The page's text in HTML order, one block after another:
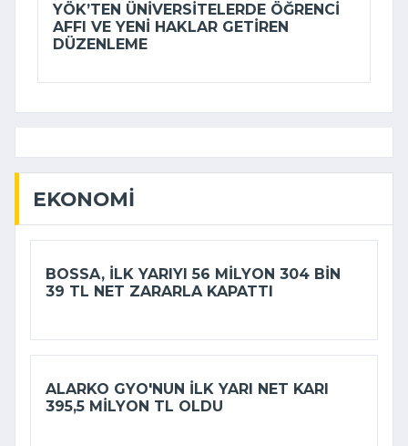
YÖK’TEN ÜNIVERSITELERDE ÖĞRENCI
AFFI VE YENI HAKLAR GETIREN
DÜZENLEME
EKONOMI
BOSSA, ILK YARIYI 56 MILYON 304 BIN
39 TL NET ZARARLA KAPATTI
ALARKO GYO'NUN ILK YARI NET KARI
395,5 MILYON TL OLDU